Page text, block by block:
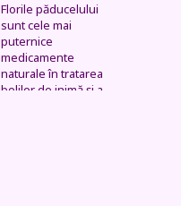
Panseluța sălbatică –
Este eficientă pentru
cistită, ameliorează
constipația, are grijă
de sănătatea urinară,
tratează problemele